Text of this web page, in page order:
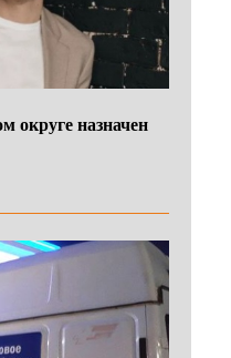
округе назначен